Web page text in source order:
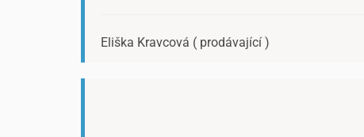
Eliška Kravcová ( prodávající )